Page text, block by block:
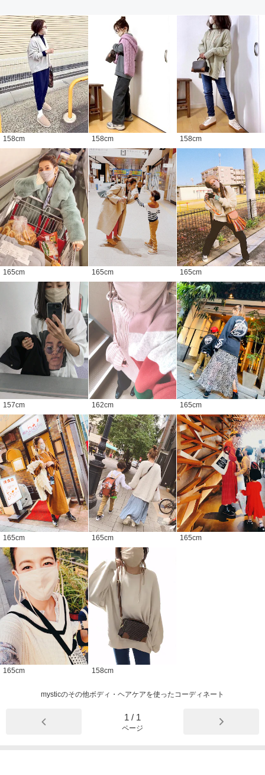
158cm 158cm 158cm
165cm 165cm 165cm
157cm 162cm 165cm
165cm 165cm 165cm
165cm 158cm
mysticのその他ボディ・ヘアケアを使ったコーディネート
1 / 1
ページ